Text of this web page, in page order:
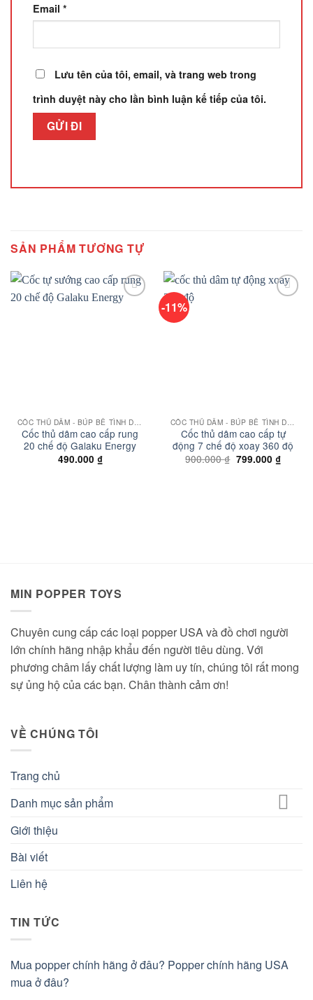
Email *
Lưu tên của tôi, email, và trang web trong
trình duyệt này cho lần bình luận kế tiếp của tôi.
SẢN PHẨM TƯƠNG TỰ
Add to
Cốc thủ dâm cao cấp rung
20 chế độ Galaku Energy
490.000 ₫
-11%
Cốc thủ dâm cao cấp tự
động 7 chế độ xoay 360 độ
900.000₫ Giá
gốc
799.000 ₫Giá
hiện
MIN POPPER TOYS
Chuyên cung cấp các loại popper USA và đồ chơi người
lớn chính hãng nhập khẩu đến người tiêu dùng. Với
phương châm lấy chất lượng làm uy tín, chúng tôi rất mong
sự ủng hộ của các bạn. Chân thành cảm ơn!
VỀ CHÚNG TÔI
Trang chủ
Danh mục sản phẩm
Giới thiệu
Bài viết
Liên hệ
TIN TỨC
Mua popper chính hãng ở đâu? Popper chính hãng USA
mua ở đâu?